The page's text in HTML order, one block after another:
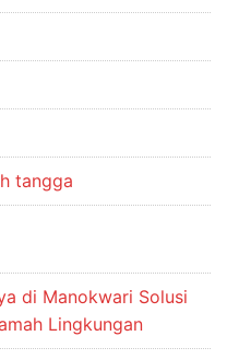
tangga
di Manokwari Solusi
Lingkungan